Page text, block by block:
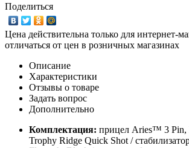
Поделиться
Цена действительна только для интернет-
отличаться от цен в розничных магазинах
Описание
Характеристики
Отзывы о товаре
Задать вопрос
Дополнительно
Комплектация: прицел Aries™ 3 Pin,
Trophy Ridge Quick Shot /